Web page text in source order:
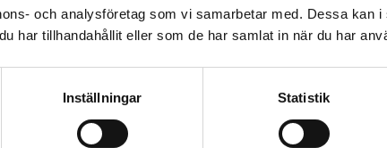
och analysföretag som vi samarbetar med. Dessa kan
har tillhandahållit eller som de har samlat in när du har
Inställningar Statistik